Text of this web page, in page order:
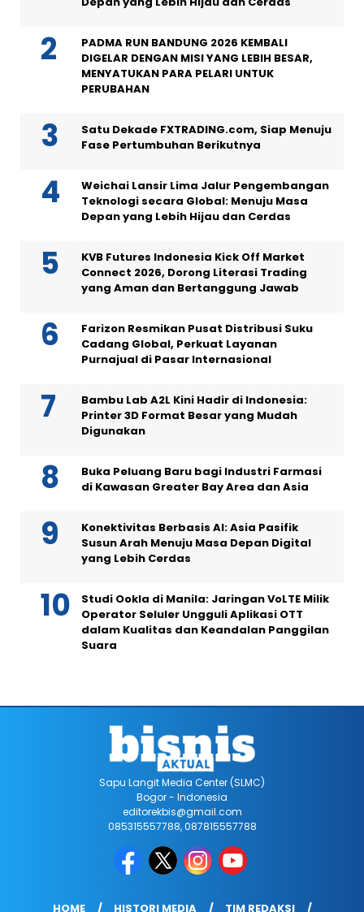
PADMA RUN BANDUNG 2026 KEMBALI
DIGELAR DENGAN MISI YANG LEBIH BESAR,
MENYATUKAN PARA PELARI UNTUK
PERUBAHAN
Satu Dekade FXTRADING.com, Siap Menuju
Fase Pertumbuhan Berikutnya
Weichai Lansir Lima Jalur Pengembangan
Teknologi secara Global: Menuju Masa
Depan yang Lebih Hijau dan Cerdas
KVB Futures Indonesia Kick Off Market
Connect 2026, Dorong Literasi Trading
yang Aman dan Bertanggung Jawab
Farizon Resmikan Pusat Distribusi Suku
Cadang Global, Perkuat Layanan
Purnajual di Pasar Internasional
Bambu Lab A2L Kini Hadir di Indonesia:
Printer 3D Format Besar yang Mudah
Digunakan
Buka Peluang Baru bagi Industri Farmasi
di Kawasan Greater Bay Area dan Asia
Konektivitas Berbasis AI: Asia Pasifik
Susun Arah Menuju Masa Depan Digital
yang Lebih Cerdas
Studi Ookla di Manila: Jaringan VoLTE Milik
Operator Seluler Ungguli Aplikasi OTT
dalam Kualitas dan Keandalan Panggilan
Suara
Sapu Langit Media Center (SLMC)
Bogor - Indonesia
editorekbis@gmail.com
085315557788, 087815557788
HOME HISTORI MEDIA TIM REDAKSI